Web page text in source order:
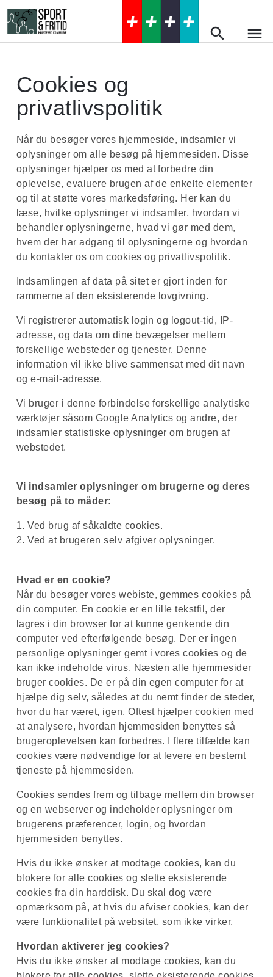
search menu
Cookies og
privatlivspolitik
Når du besøger vores hjemmeside, indsamler vi
oplysninger om alle besøg på hjemmesiden. Disse
oplysninger hjælper os med at forbedre din
oplevelse, evaluere brugen af ​​de enkelte elementer
og til at støtte vores markedsføring. Her kan du
læse, hvilke oplysninger vi indsamler, hvordan vi
behandler oplysningerne, hvad vi gør med dem,
hvem der har adgang til oplysningerne og hvordan
du kontakter os om cookies og privatlivspolitik.
Indsamlingen af ​​data på sitet er gjort inden for
rammerne af den eksisterende lovgivning.
Vi registrerer automatisk login og logout-tid, IP-
adresse, og data om dine bevægelser mellem
forskellige websteder og tjenester. Denne
information vil ikke blive sammensat med dit navn
og e-mail-adresse.
Vi bruger i denne forbindelse forskellige analytiske
værktøjer såsom Google Analytics og andre, der
indsamler statistiske oplysninger om brugen af ​​
webstedet.
Vi indsamler oplysninger om brugerne og deres
besøg på to måder:
1. Ved brug af såkaldte cookies.
2. Ved at brugeren selv afgiver oplysninger.
Hvad er en cookie?
Når du besøger vores webiste, gemmes cookies på
din computer. En cookie er en lille tekstfil, der
lagres i din browser for at kunne genkende din
computer ved efterfølgende besøg. Der er ingen
personlige oplysninger gemt i vores cookies og de
kan ikke indeholde virus. Næsten alle hjemmesider
bruger cookies. De er på din egen computer for at
hjælpe dig selv, således at du nemt finder de steder,
hvor du har været, igen. Oftest hjælper cookien med
at analysere, hvordan hjemmesiden benyttes så
brugeroplevelsen kan forbedres. I flere tilfælde kan
cookies være nødvendige for at levere en bestemt
tjeneste på hjemmesiden.
Cookies sendes frem og tilbage mellem din browser
og en webserver og indeholder oplysninger om
brugerens præferencer, login, og hvordan
hjemmesiden benyttes.
Hvis du ikke ønsker at modtage cookies, kan du
blokere for alle cookies og slette eksisterende
cookies fra din harddisk. Du skal dog være
opmærksom på, at hvis du afviser cookies, kan der
være funktionalitet på websitet, som ikke virker.
Hvordan aktiverer jeg cookies?
Hvis du ikke ønsker at modtage cookies, kan du
Nyheder
Seneste nyt
Om os
Kontakt
Find vej
Åbningstider i Svømmehallen
Priser
Ordensregler
Bassiner
Svømmebassin
Varmtvandsbassin
Faciliteter
Foyer
Omklædningsrum
Handicapvenlig svømmehal
Tag din baby med i svømmehallen
Aktiviteter
Glemte sager